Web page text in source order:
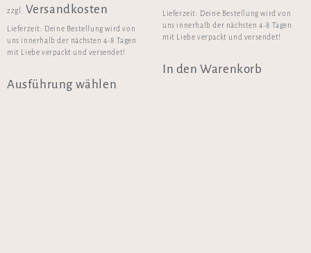
zzgl. Versandkosten
Lieferzeit: Deine Bestellung wird von
uns innerhalb der nächsten 4-8 Tagen
mit Liebe verpackt und versendet!
Ausführung wählen
Lieferzeit: Deine Bestellung wird von
uns innerhalb der nächsten 4-8 Tagen
mit Liebe verpackt und versendet!
In den Warenkorb